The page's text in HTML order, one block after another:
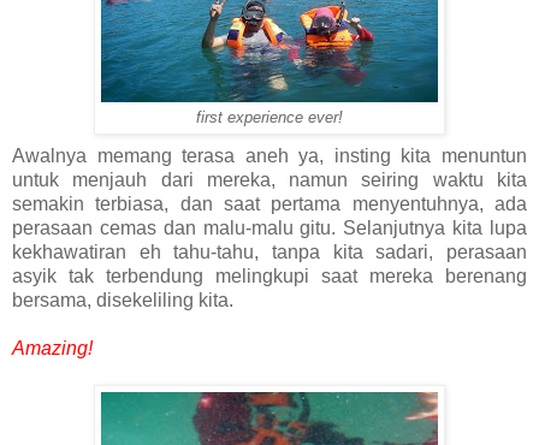
first experience ever!
Awalnya memang terasa aneh ya, insting kita menuntun
untuk menjauh dari mereka, namun seiring waktu kita
semakin terbiasa, dan saat pertama menyentuhnya, ada
perasaan cemas dan malu-malu gitu. Selanjutnya kita lupa
kekhawatiran eh tahu-tahu, tanpa kita sadari, perasaan
asyik tak terbendung melingkupi saat mereka berenang
bersama, disekeliling kita.
Amazing!